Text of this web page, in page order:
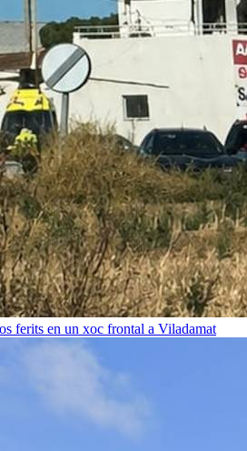
ferits en un xoc frontal a Viladamat